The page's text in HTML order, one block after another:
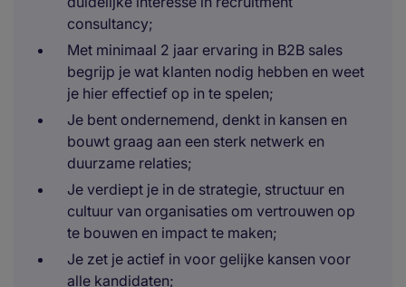
consultancy;
Met minimaal 2 jaar ervaring in B2B sales
begrijp je wat klanten nodig hebben en weet
je hier effectief op in te spelen;
Je bent ondernemend, denkt in kansen en
bouwt graag aan een sterk netwerk en
duurzame relaties;
Je verdiept je in de strategie, structuur en
cultuur van organisaties om vertrouwen op
te bouwen en impact te maken;
Je zet je actief in voor gelijke kansen voor
alle kandidaten;